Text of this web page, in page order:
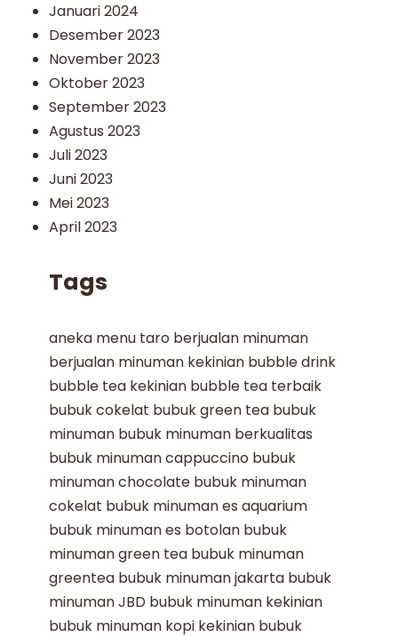
Januari 2024
Desember 2023
November 2023
Oktober 2023
September 2023
Agustus 2023
Juli 2023
Juni 2023
Mei 2023
April 2023
Tags
aneka menu taro berjualan minuman
berjualan minuman kekinian bubble drink
bubble tea kekinian bubble tea terbaik
bubuk cokelat bubuk green tea bubuk
minuman bubuk minuman berkualitas
bubuk minuman cappuccino bubuk
minuman chocolate bubuk minuman
cokelat bubuk minuman es aquarium
bubuk minuman es botolan bubuk
minuman green tea bubuk minuman
greentea bubuk minuman jakarta bubuk
minuman JBD bubuk minuman kekinian
bubuk minuman kopi kekinian bubuk